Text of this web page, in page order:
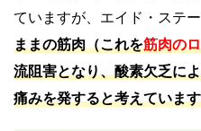
ていますが、エイド・ステ
ままの筋肉（これを筋肉の
流阻害となり、酸素欠乏に
痛みを発すると考えています